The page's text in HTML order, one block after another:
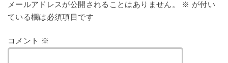
メールアドレスが公開されることはありません。 ※ が付い
ている欄は必須項目です
コメント ※